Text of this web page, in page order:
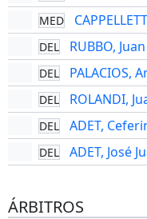
MED
DEL RUBBO, Juan
DEL PALACIOS,
DEL ROLANDI,
DEL ADET,
DEL ADET, José
ÁRBITROS